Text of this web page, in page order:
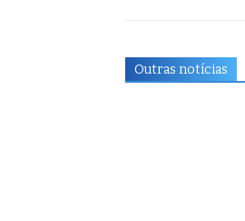
Outras notícias